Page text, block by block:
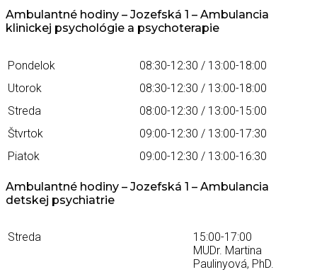
Ambulantné hodiny – Jozefská 1 – Ambulancia
klinickej psychológie a psychoterapie
Pondelok
08:30-12:30 / 13:00-18:00
Utorok
08:30-12:30 / 13:00-18:00
Streda
08:00-12:30 / 13:00-15:00
Štvrtok
09:00-12:30 / 13:00-17:30
Piatok
09:00-12:30 / 13:00-16:30
Ambulantné hodiny – Jozefská 1 – Ambulancia
detskej psychiatrie
Streda
15:00-17:00
MUDr. Martina
Paulinyová, PhD.